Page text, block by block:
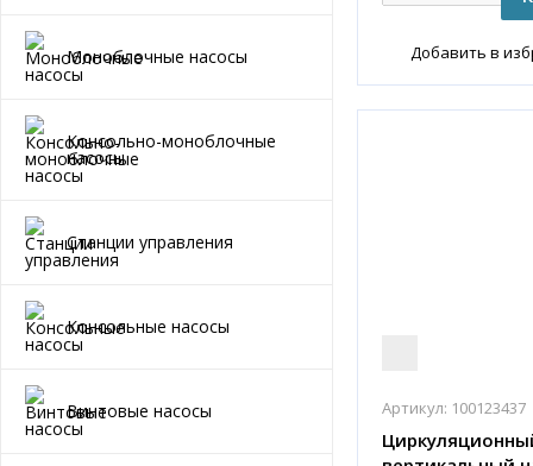
Моноблочные насосы
Консольно-моноблочные
насосы
Станции управления
Консольные насосы
Винтовые насосы
Добавить в
Артикул: 100123437